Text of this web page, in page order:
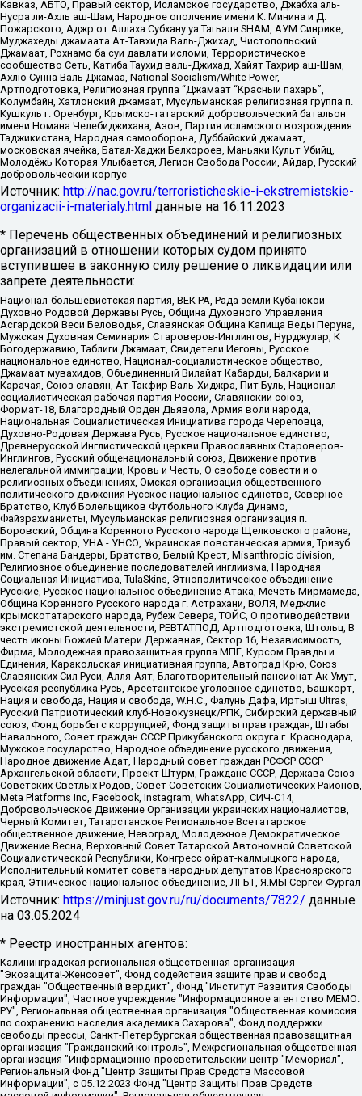
Кавказ, АБТО, Правый сектор, Исламское государство, Джабха аль-
Нусра ли-Ахль аш-Шам, Народное ополчение имени К. Минина и Д.
Пожарского, Аджр от Аллаха Субхану уа Тагьаля SHAM, АУМ Синрике,
Муджахеды джамаата Ат-Тавхида Валь-Джихад, Чистопольский
Джамаат, Рохнамо ба суи давлати исломи, Террористическое
сообщество Сеть, Катиба Таухид валь-Джихад, Хайят Тахрир аш-Шам,
Ахлю Сунна Валь Джамаа, National Socialism/White Power,
Артподготовка, Религиозная группа “Джамаат “Красный пахарь”,
Колумбайн, Хатлонский джамаат, Мусульманская религиозная группа п.
Кушкуль г. Оренбург, Крымско-татарский добровольческий батальон
имени Номана Челебиджихана, Азов, Партия исламского возрождения
Таджикистана, Народная самооборона, Дуббайский джамаат,
московская ячейка, Батал-Хаджи Белхороев, Маньяки Культ Убийц,
Молодёжь Которая Улыбается, Легион Свобода России, Айдар, Русский
добровольческий корпус
Источник: http://nac.gov.ru/terroristicheskie-i-ekstremistskie-
organizacii-i-materialy.html данные на 16.11.2023
* Перечень общественных объединений и религиозных
организаций в отношении которых судом принято
вступившее в законную силу решение о ликвидации или
запрете деятельности:
Национал-большевистская партия, ВЕК РА, Рада земли Кубанской
Духовно Родовой Державы Русь, Община Духовного Управления
Асгардской Веси Беловодья, Славянская Община Капища Веды Перуна,
Мужская Духовная Семинария Староверов-Инглингов, Нурджулар, К
Богодержавию, Таблиги Джамаат, Свидетели Иеговы, Русское
национальное единство, Национал-социалистическое общество,
Джамаат мувахидов, Объединенный Вилайат Кабарды, Балкарии и
Карачая, Союз славян, Ат-Такфир Валь-Хиджра, Пит Буль, Национал-
социалистическая рабочая партия России, Славянский союз,
Формат-18, Благородный Орден Дьявола, Армия воли народа,
Национальная Социалистическая Инициатива города Череповца,
Духовно-Родовая Держава Русь, Русское национальное единство,
Древнерусской Инглистической церкви Православных Староверов-
Инглингов, Русский общенациональный союз, Движение против
нелегальной иммиграции, Кровь и Честь, О свободе совести и о
религиозных объединениях, Омская организация общественного
политического движения Русское национальное единство, Северное
Братство, Клуб Болельщиков Футбольного Клуба Динамо,
Файзрахманисты, Мусульманская религиозная организация п.
Боровский, Община Коренного Русского народа Щелковского района,
Правый сектор, УНА - УНСО, Украинская повстанческая армия, Тризуб
им. Степана Бандеры, Братство, Белый Крест, Misanthropic division,
Религиозное объединение последователей инглиизма, Народная
Социальная Инициатива, TulaSkins, Этнополитическое объединение
Русские, Русское национальное объединение Атака, Мечеть Мирмамеда,
Община Коренного Русского народа г. Астрахани, ВОЛЯ, Меджлис
крымскотатарского народа, Рубеж Севера, ТОЙС, О противодействии
экстремистской деятельности, РЕВТАТПОД, Артподготовка, Штольц, В
честь иконы Божией Матери Державная, Сектор 16, Независимость,
Фирма, Молодежная правозащитная группа МПГ, Курсом Правды и
Единения, Каракольская инициативная группа, Автоград Крю, Союз
Славянских Сил Руси, Алля-Аят, Благотворительный пансионат Ак Умут,
Русская республика Русь, Арестантское уголовное единство, Башкорт,
Нация и свобода, Нация и свобода, W.H.С., Фалунь Дафа, Иртыш Ultras,
Русский Патриотический клуб-Новокузнецк/РПК, Сибирский державный
союз, Фонд борьбы с коррупцией, Фонд защиты прав граждан, Штабы
Навального, Совет граждан СССР Прикубанского округа г. Краснодара,
Мужское государство, Народное объединение русского движения,
Народное движение Адат, Народный совет граждан РСФСР СССР
Архангельской области, Проект Штурм, Граждане СССР, Держава Союз
Советских Светлых Родов, Совет Советских Социалистических Районов,
Meta Platforms Inc, Facebook, Instagram, WhatsApp, СИЧ-С14,
Добровольческое Движение Организации украинских националистов,
Черный Комитет, Татарстанское Региональное Всетатарское
общественное движение, Невоград, Молодежное Демократическое
Движение Весна, Верховный Совет Татарской Автономной Советской
Социалистической Республики, Конгресс ойрат-калмыцкого народа,
Исполнительный комитет совета народных депутатов Красноярского
края, Этническое национальное объединение, ЛГБТ, Я.МЫ Сергей Фургал
Источник: https://minjust.gov.ru/ru/documents/7822/ данные
на 03.05.2024
* Реестр иностранных агентов:
Калининградская региональная общественная организация "Экозащита!-Женсовет", Фонд содействия защите прав и свобод граждан "Общественный вердикт", Фонд "Институт Развития Свободы Информации", Частное учреждение "Информационное агентство МЕМО. РУ", Региональная общественная организация "Общественная комиссия по сохранению наследия академика Сахарова", Фонд поддержки свободы прессы, Санкт-Петербургская общественная правозащитная организация "Гражданский контроль", Межрегиональная общественная организация "Информационно-просветительский центр "Мемориал", Региональный Фонд "Центр Защиты Прав Средств Массовой Информации", с 05.12.2023 Фонд "Центр Защиты Прав Средств массовой информации", Региональная общественная благотворительная организация помощи беженцам и мигрантам "Гражданское содействие", Негосударственное образовательное учреждение дополнительного профессионального образования (повышение квалификации) специалистов "АКАДЕМИЯ ПО ПРАВАМ ЧЕЛОВЕКА", Свердловская региональная общественная организация "Сутяжник", Автономная некоммерческая организация "Центр независимых социологических исследований", Союз общественных объединений "Российский исследовательский центр по правам человека", Региональное общественное учреждение научно-информационный центр "МЕМОРИАЛ", Некоммерческая организация "Фонд защиты гласности", Автономная некоммерческая организация "Институт прав человека", Городская общественная организация "Екатеринбургское общество "МЕМОРИАЛ", Городская общественная организация "Рязанское историко-просветительское и правозащитное общество "Мемориал" (Рязанский Мемориал), Челябинский региональный орган общественной самодеятельности – женское общественное объединение "Женщины Евразии", Челябинский региональный орган общественной самодеятельности "Уральская правозащитная группа", Фонд содействия защите здоровья и социальной справедливости имени Андрея Рылькова, Автономная Некоммерческая Организация "Аналитический Центр Юрия Левады", Автономная некоммерческая организация социальной поддержки населения "Проект Апрель", Региональная общественная организация помощи женщинам и детям, находящимся в кризисной ситуации "Информационно-методический центр "Анна", Фонд содействия развитию массовых коммуникаций и правовому просвещению "Так-так-Так", Фонд содействия устойчивому развитию "Серебряная тайга", Свердловский региональный общественный фонд социальных проектов "Новое время", "Idel.Реалии", Кавказ.Реалии, Крым.Реалии, Телеканал Настоящее Время, Татаро-башкирская служба Радио Свобода (Azatliq Radiosi), Радио Свободная Европа/Радио Свобода (PCE/PC), "Сибирь.Реалии", "Фактограф", Благотворительный фонд помощи осужденным и их семьям, Автономная некоммерческая организация "Институт глобализации и социальных движений", Фонд "В защиту прав заключенных", Частное учреждение "Центр поддержки и содействия развитию средств массовой информации", Пензенский региональный общественный благотворительный фонд "Гражданский союз", "Север.Реалии", Некоммерческая организация Фонд "Правовая инициатива", Общество с ограниченной ответственностью "Радио Свободная Европа/Радио Свобода", Чешское информационное агентство "MEDIUM-ORIENT", Красноярская региональная общественная организация "Мы против СПИДа", Камалягин Денис Николаевич, Маркелов Сергей Евгеньевич, Пономарев Лев Александрович, Савицкая Людмила Алексеевна, Автономная некоммерческая организация "Центр по работе с проблемой насилия "НАСИЛИЮ.НЕТ", Межрегиональный профессиональный союз работников здравоохранения "Альянс врачей", Юридическое лицо, зарегистрированное в Латвийской Республике, SIA "Medusa Project" (регистрационный номер 40103797863, дата регистрации 10.06.2014), Некоммерческая организация "Фонд по борьбе с коррупцией", Автономная некоммерческая организация "Институт права и публичной политики", Баданин Роман Сергеевич, Гликин Максим Александрович, Железнова Мария Михайловна, Лукьянова Юлия Сергеевна, Маетная Елизавета Витальевна, Маняхин Петр Борисович, Чуракова Ольга Владимировна, Ярош Юлия Петровна, Юридическое лицо "The Insider SIA", зарегистрированное в Риге, Латвийская Республика (дата регистрации 26.06.2015), являющееся администратором доменного имени интернет-издания "The Insider SIA", https://theins.ru, Постернак Алексей Евгеньевич, Рубин Михаил Аркадьевич, Анин Роман Александрович, Юридическое лицо Istories fonds, зарегистрированное в Латвийской Республике (регистрационный номер 50008295751, дата регистрации 24.02.2020), Великовский Дмитрий Александрович, Долинина Ирина Николаевна, Мароховская Алеся Алексеевна, Шлейнов Роман Юрьевич, Шмагун Олеся Валентиновна, Общество с ограниченной ответственностью "Альтаир 2021", Общество с ограниченной ответственностью "Вега 2021", Общество с ограниченной ответственностью "Главный редактор 2021", Общество с ограниченной ответственностью "Ромашки монолит", Важенков Артем Валерьевич, Ивановская областная общественная организация "Центр гендерных исследований", Гурман Юрий Альбертович, Медиапроект "ОВД-Инфо", Егоров Владимир Владимирович, Жилинский Владимир Александрович, Общество с ограниченной ответственностью "ЗП", Иванова София Юрьевна, Карезина Инна Павловна, Кильтау Екатерина Викторовна, Петров Алексей Викторович, Пискунов Сергей Евгеньевич, Смирнов Сергей Сергеевич, Тихонов Михаил Сергеевич, Общество с ограниченной ответственностью "ЖУРНАЛИСТ-ИНОСТРАННЫЙ АГЕНТ", Арапова Галина Юрьевна, Вольтская Татьяна Анатольевна, Американская компания "Mason G.E.S. Anonymous Foundation" (США), являющаяся владельцем интернет-издания https://mnews.world/, Компания "Stichting Bellingcat", зарегистрированная в Нидерландах (дата регистрации 11.07.2018), Захаров Андрей Вячеславович, Клепиковская Екатерина Дмитриевна, Общество с ограниченной ответственностью "МЕМО", Перл Роман Александрович, Симонов Евгений Алексеевич, Соловьева Елена Анатольевна, Сотников Даниил Владимирович, Сурначева Елизавета Дмитриевна, Автономная некоммерческая организация по защите прав человека и информированию населения "Якутия – Наше Мнение", Общество с ограниченной ответственностью "Москоу диджитал медиа", с 26.01.2023 Общество с ограниченной ответственностью "Чайка Белые сады", Ветошкина Валерия Валерьевна, Заговора Максим Александрович, Межрегиональное общественное движение "Российская ЛГБТ - сеть", Оленичев Максим Владимирович, Павлов Иван Юрьевич, Скворцова Елена Сергеевна, Общество с ограниченной ответственностью "Как бы инагент", Кочетков Игорь Викторович, Общество с ограниченной ответственностью "Честные выборы", Еланчик Олег Александрович, Общество с ограниченной ответственностью "Нобелевский призыв", Гималова Регина Эмилевна, Григорьев Андрей Валерьевич, Григорьева Алина Александровна, Ассоциация по содействию защите прав призывников, альтернативнослужащих и военнослужащих "Правозащитная группа "Гражданин.Армия.Право", Хисамова Регина Фаритовна, Автономная некоммерческая организация по реализации социально-правовых программ "Лилит", Дальневосточное общественное движение "Маяк", Санкт-Петербургская ЛГБТ-инициативная группа "Выход", Инициативная группа ЛГБТ+ "Реверс", Алексеев Андрей Викторович, Бекбулатова Таисия Львовна, Беляев Иван Михайлович, Владыкина Елена Сергеевна, Гельман Марат Александрович, Никульшина Вероника Юрьевна, Толоконникова Надежда Андреевна, Шендерович Виктор Анатольевич, Общество с ограниченной ответственностью "Данное сообщение", Общество с ограниченной ответственностью Издательский дом "Новая глава", Айнбиндер Александра Александровна, Московский комьюнити-центр для ЛГБТ+инициатив, Благотворительный фонд развития филантропии, Deutsche Welle (Германия, Kurt-Schumacher-Strasse 3, 53113 Bonn), Борзунова Мария Михайловна, Воробьев Виктор Викторович, Голубева Анна Львовна, Константинова Алла Михайловна, Малкова Ирина Владимировна, Мурадов Мурад Абдулгалимович, Осетинская Елизавета Николаевна, Понасенков Евгений Николаевич, Ганапольский Матвей Юрьевич, Киселев Евгений Алексеевич, Борухович Ирина Григорьевна, Дремин Иван Тимофеевич, Дубровский Дмитрий Викторович, Красноярская региональная общественная организация поддержки и развития альтернативных образовательных технологий и межкультурных коммуникаций "ИНТЕРРА", Маяковская Екатерина Алексеевна, Фейгин Марк Захарович, Филимонов Андрей Викторович, Дзугкоева Регина Николаевна, Доброхотов Роман Александрович, Дудь Юрий Александрович, Елкин Сергей Владимирович, Кругликов Кирилл Игоревич, Сабунаева Мария Леонидовна, Семенов Алексей Владимирович, Шаинян Карен Багратович, Шульман Екатерина Михайловна, Асафьев Артур Валерьевич, Вахштайн Виктор Семенович, Венедиктов Алексей Алексеевич, Лушникова Екатерина Евгеньевна, Волков Леонид Михайлович, Невзоров Александр Глебович, Пархоменко Сергей Борисович, Сироткин Ярослав Николаевич, Кара-Мурза Владимир Владимирович, Баранова Наталья Владимировна, Гозман Леонид Яковлевич, Кагарлицкий Борис Юльевич, Климарев Михаил Валерьевич, Милов Владимир Станиславович, Автономная некоммерческая организация Краснодарский центр современного искусства "Типография", Моргенштерн Алишер Тагирович, Соболь Любовь Эдуардовна, Общество с ограниченной ответственностью "ЛИЗА НОРМ", Каспаров Гарри Кимович, Ходорковский Михаил Борисович, Общество с ограниченной ответственностью "Апрельские тезисы", Данилович Ирина Брониславовна, Кашин Олег Владимирович, Петров Николай Владимирович, Пивоваров Алексей Владимирович, Соколов Михаил Владимирович, Цветкова Юлия Владимировна, Чичваркин Евгений Александрович, Комитет против пыток/Команда против пыток, Общество с ограниченной ответственностью "Первый научный", Общество с ограниченной ответственностью "Вертолет и ко", Белоцерковская Вероника Борисовна, Кац Максим Евгеньевич, Лазарева Татьяна Юрьевна, Шаведдинов Руслан Табризович, Яшин Илья Валерьевич, Общество с ограниченной ответственностью "Иноагент ААВ", Алешковский Дмитрий Петрович, Альбац Евгения Марковна, Быков Дмитрий Львович, Галямина Юлия Евгеньевна, Лойко Сергей Леонидович, Мартынов Кирилл Константинович, Медведев Сергей Александрович, Крашенинников Федор Геннадиевич, Гордеева Катерина Вл